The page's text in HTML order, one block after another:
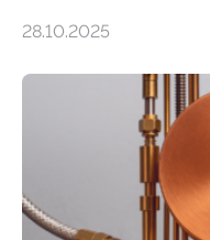
fundamentalen Physik
Messungen
vermutet, weltweit
Atomkern-Zuständen
einem Team der TU
internationaler Partner
Der lange diskutierte
28.10.2025